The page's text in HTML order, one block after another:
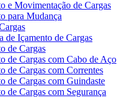
e Movimentação de Cargas
para Mudança
de Içamento de Cargas
de Cargas
de Cargas com Cabo de Aço
de Cargas com Correntes
de Cargas com Guindaste
de Cargas com Segurança